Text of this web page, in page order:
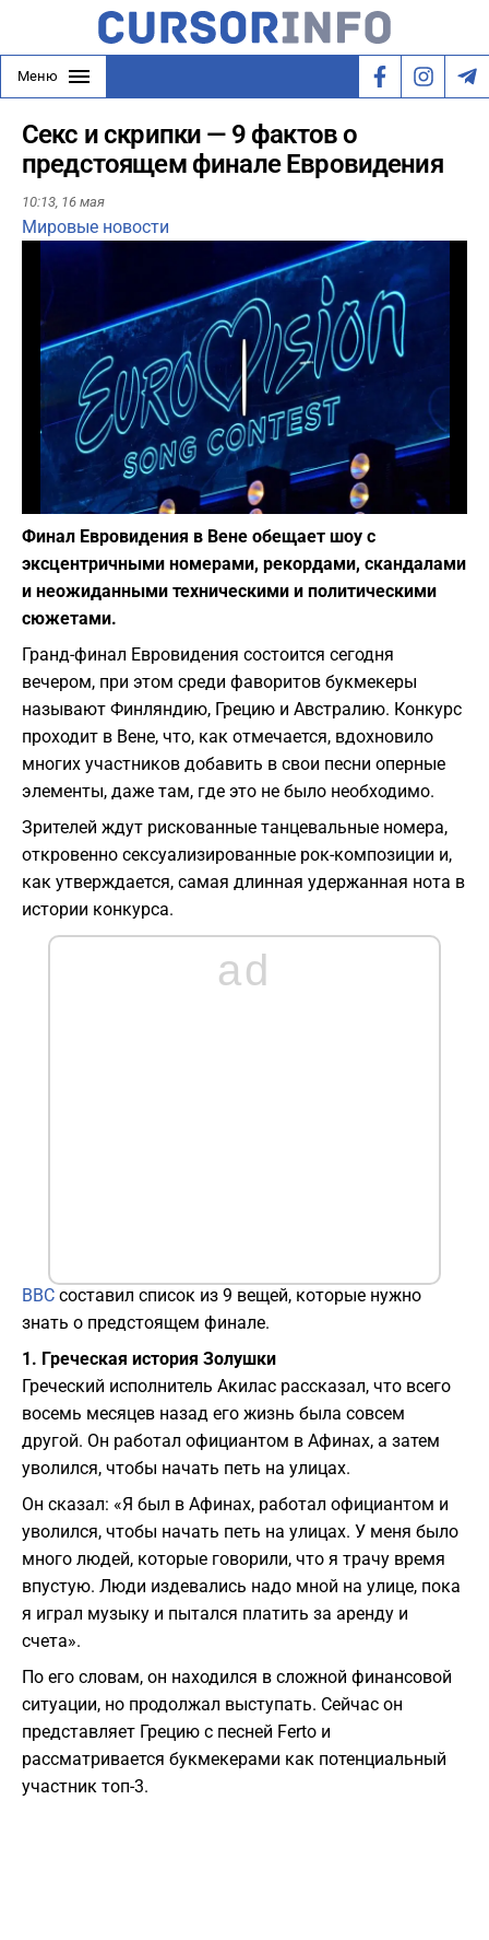
Меню
Секс и скрипки — 9 фактов о
предстоящем финале Евровидения
10:13, 16 мая
Мировые новости
Play
Фото: depositphotos.com
Финал Евровидения в Вене обещает шоу с
эксцентричными номерами, рекордами, скандалами
и неожиданными техническими и политическими
сюжетами.
Гранд-финал Евровидения состоится сегодня
вечером, при этом среди фаворитов букмекеры
называют Финляндию, Грецию и Австралию. Конкурс
проходит в Вене, что, как отмечается, вдохновило
многих участников добавить в свои песни оперные
элементы, даже там, где это не было необходимо.
Зрителей ждут рискованные танцевальные номера,
откровенно сексуализированные рок-композиции и,
как утверждается, самая длинная удержанная нота в
истории конкурса.
ad
BBC составил список из 9 вещей, которые нужно
знать о предстоящем финале.
1. Греческая история Золушки
Греческий исполнитель Акилас рассказал, что всего
восемь месяцев назад его жизнь была совсем
другой. Он работал официантом в Афинах, а затем
уволился, чтобы начать петь на улицах.
Он сказал: «Я был в Афинах, работал официантом и
уволился, чтобы начать петь на улицах. У меня было
много людей, которые говорили, что я трачу время
впустую. Люди издевались надо мной на улице, пока
я играл музыку и пытался платить за аренду и
счета».
По его словам, он находился в сложной финансовой
ситуации, но продолжал выступать. Сейчас он
представляет Грецию с песней Ferto и
рассматривается букмекерами как потенциальный
участник топ-3.